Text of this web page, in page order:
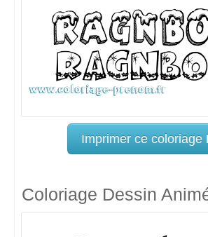
Imprimer ce coloriage
Coloriage Dessin